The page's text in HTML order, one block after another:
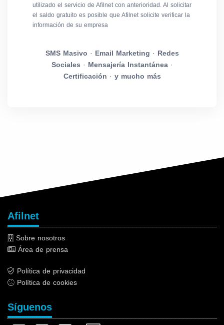
utilizado el servicio de Afilnet con anterioridad. Al solicitar
el saldo gratuito es posible que Afilnet solicite verificar la
información de su empresa
SMS Masivo · Email Marketing · Redes
Sociales · Mensajería Instantánea·
Certificación · y mucho más
Afilnet
Sobre nosotros
Área de prensa
Política de privacidad
Política de cookies
Síguenos